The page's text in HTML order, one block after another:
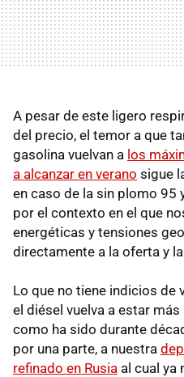
A pesar de este ligero
del precio, el temor a que
gasolina vuelvan a los
a alcanzar en verano sigue
en caso de la sin plomo 95
por el contexto en el que
energéticas y tensiones
directamente a la oferta y
Lo que no tiene indicios de
el diésel vuelva a estar
como ha sido durante
por una parte, a nuestra
refinado en Rusia al cual ya